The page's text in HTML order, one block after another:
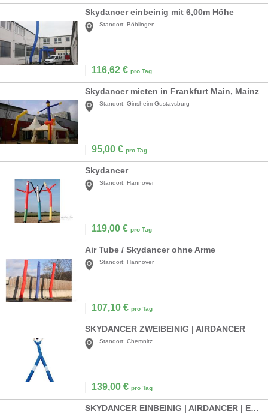
Skydancer einbeinig mit 6,00m Höhe
Standort: Böblingen
116,62 € pro Tag
Skydancer mieten in Frankfurt Main, Mainz
Standort: Ginsheim-Gustavsburg
95,00 € pro Tag
Skydancer
Standort: Hannover
119,00 € pro Tag
Air Tube / Skydancer ohne Arme
Standort: Hannover
107,10 € pro Tag
SKYDANCER ZWEIBEINIG | AIRDANCER
Standort: Chemnitz
139,00 € pro Tag
SKYDANCER EINBEINIG | AIRDANCER | EYECATCHER | KUNDENSTOPPER | PROMOTION